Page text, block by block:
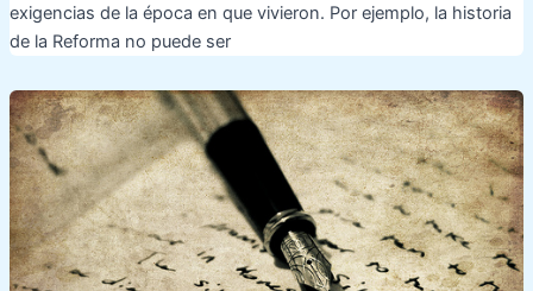
exigencias de la época en que vivieron. Por ejemplo, la historia
de la Reforma no puede ser